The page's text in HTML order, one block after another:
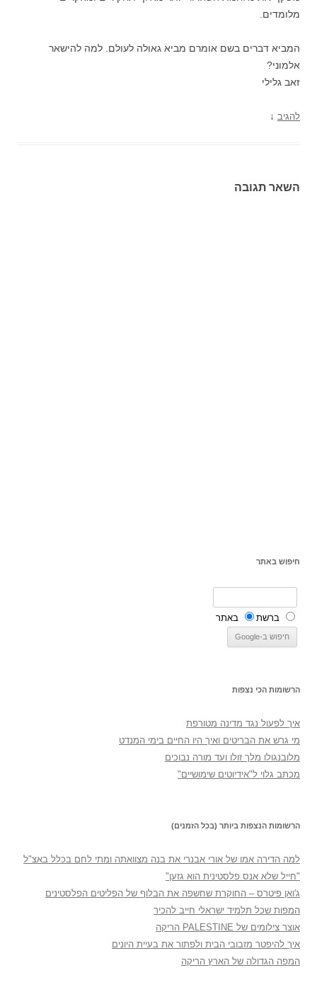
מלומדים.
המביא דברים בשם אומרם מביא גאולה לעולם. למה להישאר
אלמוני?
זאב גלילי
להגיב ↓
השאר תגובה
חיפוש באתר
ברשת באתר
הרשומות הכי נצפות
איך לפעול נגד מדינה מטורפת
מי גרש את הבריטים ואיך היו החיים בימי המנדט
מלובנגולו מלך זולו ועד מורה נבוכים
מכתב גלוי ל"אידיוטים שימושיים"
הרשומות הנצפות ביותר (בכל הזמנים)
למה הדירה אמו של אורי אבנרי את בנה מצוואתה ומתי לחם בכלל באצ"ל
"חייל שלא אנס פלסטינית הוא גזען"
ג'ואן פיטרס – החוקרת שחשפה את הבלוף של הפליטים הפלסטינים
המפות שכל תלמיד ישראלי חייב להכיר
אוצר צילומים של PALESTINE הריקה
איך להיפטר מזבובי הבית ולפתור את בעיית היונים
המפה הגדולה של הארץ הריקה